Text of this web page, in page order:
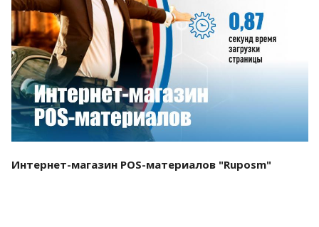
Смотреть проект
Интернет-магазин POS-материалов "Ruposm"